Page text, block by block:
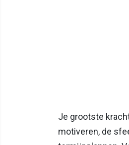
Je grootste
motiveren, de